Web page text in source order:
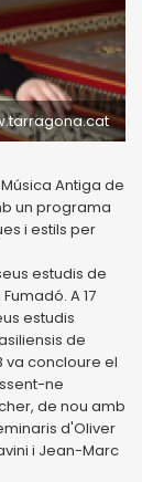
Antiga de
un programa
i estils per
estudis de
A 17
estudis
de
va concloure el
ne
de nou amb
d'Oliver
i Jean-Marc